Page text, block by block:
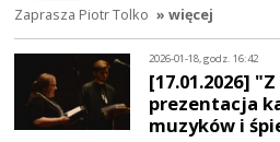
Zaprasza Piotr Tolko » więcej
2026-01-18, godz. 16:42
[17.01.2026]
prezentacja
muzyków i